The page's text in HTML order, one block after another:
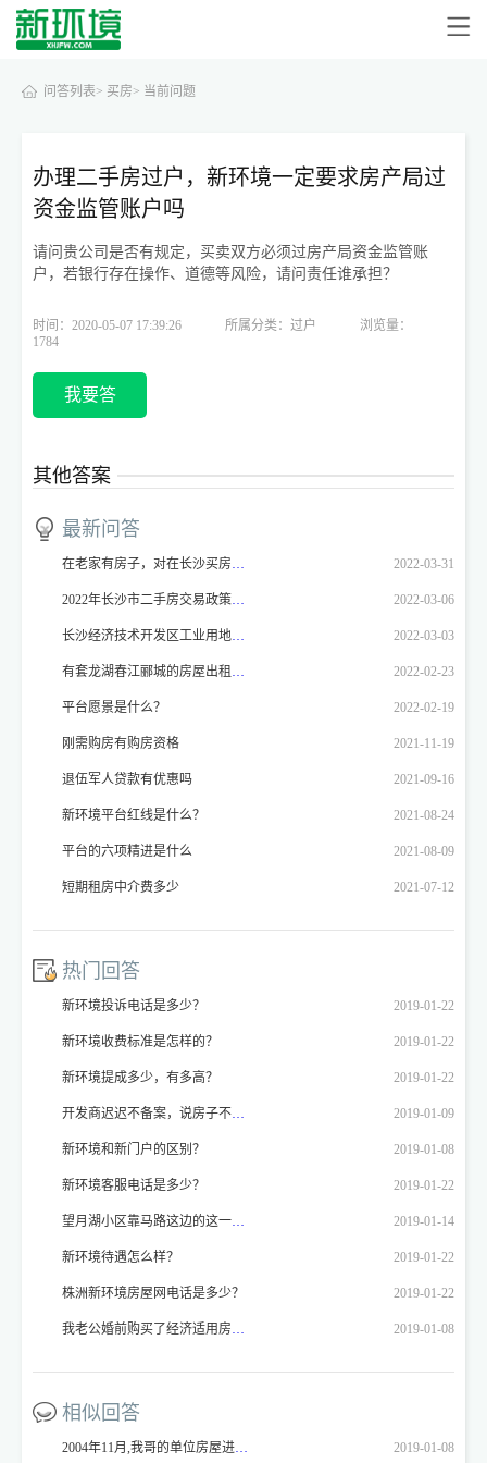
问答列表> 买房> 当前问题
办理二手房过户，新环境一定要求房产局过
资金监管账户吗
请问贵公司是否有规定，买卖双方必须过房产局资金监管账
户，若银行存在操作、道德等风险，请问责任谁承担？
时间：2020-05-07 17:39:26 所属分类：过户
浏览量：
1784
我要答
其他答案
最新问答
在老家有房子，对在长沙买房有影响吗 2022-03-31
2022年长沙市二手房交易政策是什么？ 2022-03-06
长沙经济技术开发区工业用地，厂房价格 2022-03-03
有套龙湖春江郦城的房屋出租，想就近找新环境门店登记！！！ 2022-02-23
平台愿景是什么？ 2022-02-19
刚需购房有购房资格 2021-11-19
退伍军人贷款有优惠吗 2021-09-16
新环境平台红线是什么？ 2021-08-24
平台的六项精进是什么 2021-08-09
短期租房中介费多少 2021-07-12
热门回答
新环境投诉电话是多少？ 2019-01-22
新环境收费标准是怎样的？ 2019-01-22
新环境提成多少，有多高？ 2019-01-22
开发商迟迟不备案，说房子不能备案，开发商不备案怎么投诉？ 2019-01-09
新环境和新门户的区别？ 2019-01-08
新环境客服电话是多少？ 2019-01-22
望月湖小区靠马路这边的这一排房子喊拆喊了好多年了，我想问一下这是真的不？ 2019-01-14
新环境待遇怎么样？ 2019-01-22
株洲新环境房屋网电话是多少？ 2019-01-22
我老公婚前购买了经济适用房（2003年的房），2月结婚。我于今年4月落户长沙。我原籍四川。现要办理房屋产权，按照小区公告： 2、凡办理审批单时为未婚，但现已经结婚的经济适用房业主，须提交本人和配偶结婚证、户口本、身份证三样原件和复印件。如配偶系外地户口的或1997年后由外地迁入长沙的须提供户口所在地或原户口所在地房改办出具的无房证明。 我就要回到四川去办理无房证明。我去当地的房管局，工作人员不办理，说不符合法规，他们的存档里只能证明有房，但是上面没有记录的，他们不能确定是否是有房，而没去办理产权。我就不明白了，长沙要求办理，四川不能办理。那我这个事情请问我到底应该怎么办？我的户籍已经落到长沙，原籍就不管了。现在的zf办事人员态度恶劣，大老远去办不了事，心里万分难过。zf是为人们办好事办实事的，为什么要为难我们呢？ 2019-01-08
相似回答
2004年11月,我哥的单位房屋进行拍卖,当时因为只对本单位职工出售,所以我们以我哥的名义拍得房屋一套.但是购房的款项以及之后的税款等所有费用均是我们出的.当时的政策是要满两年才可过户,所以我们等到现在.可今年又听说要满五年才可以,不知我们可以采取什么措施进行过户,这其中要负担的税款是如何计算的? 2019-01-08